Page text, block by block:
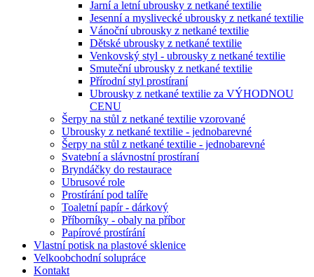
Jarní a letní ubrousky z netkané textilie
Jesenní a myslivecké ubrousky z netkané textilie
Vánoční ubrousky z netkané textilie
Dětské ubrousky z netkané textilie
Venkovský styl - ubrousky z netkané textilie
Smuteční ubrousky z netkané textilie
Přírodní styl prostíraní
Ubrousky z netkané textilie za VÝHODNOU
CENU
Šerpy na stůl z netkané textilie vzorované
Ubrousky z netkané textilie - jednobarevné
Šerpy na stůl z netkané textilie - jednobarevné
Svatební a slávnostní prostíraní
Bryndáčky do restaurace
Ubrusové role
Prostírání pod talíře
Toaletní papír - dárkový
Příborníky - obaly na příbor
Papírové prostírání
Vlastní potisk na plastové sklenice
Velkoobchodní solupráce
Kontakt